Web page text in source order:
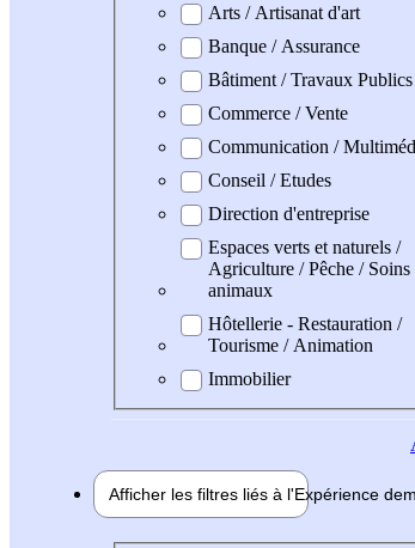
Arts / Artisanat d'art
Banque / Assurance
Bâtiment / Travaux Publics
Commerce / Vente
Communication /
Conseil / Etudes
Direction d'entreprise
Espaces verts et naturels /
Agriculture / Pêche / Soins
animaux
Hôtellerie - Restauration /
Tourisme / Animation
Immobilier
Afficher les filtres liés à l'Expérience